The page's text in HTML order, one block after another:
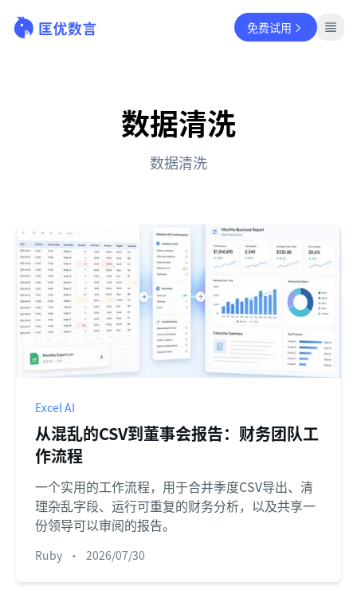
免费试用
数据清洗
数据清洗
Excel AI
从混乱的CSV到董事会报告：财务团队工
作流程
一个实用的工作流程，用于合并季度CSV导出、清
理杂乱字段、运行可重复的财务分析，以及共享一
份领导可以审阅的报告。
Ruby • 2026/07/30